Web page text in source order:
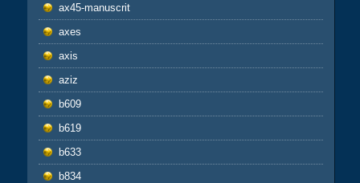
ax45-manuscrit
axes
axis
aziz
b609
b619
b633
b834